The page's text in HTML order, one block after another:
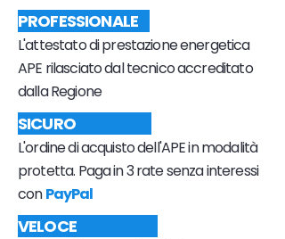
PROFESSIONALE
L'attestato di prestazione energetica
APE rilasciato dal tecnico accreditato
dalla Regione
SICURO
L'ordine di acquisto dell'APE in modalità
protetta. Paga in 3 rate senza interessi
conPayPal
VELOCE